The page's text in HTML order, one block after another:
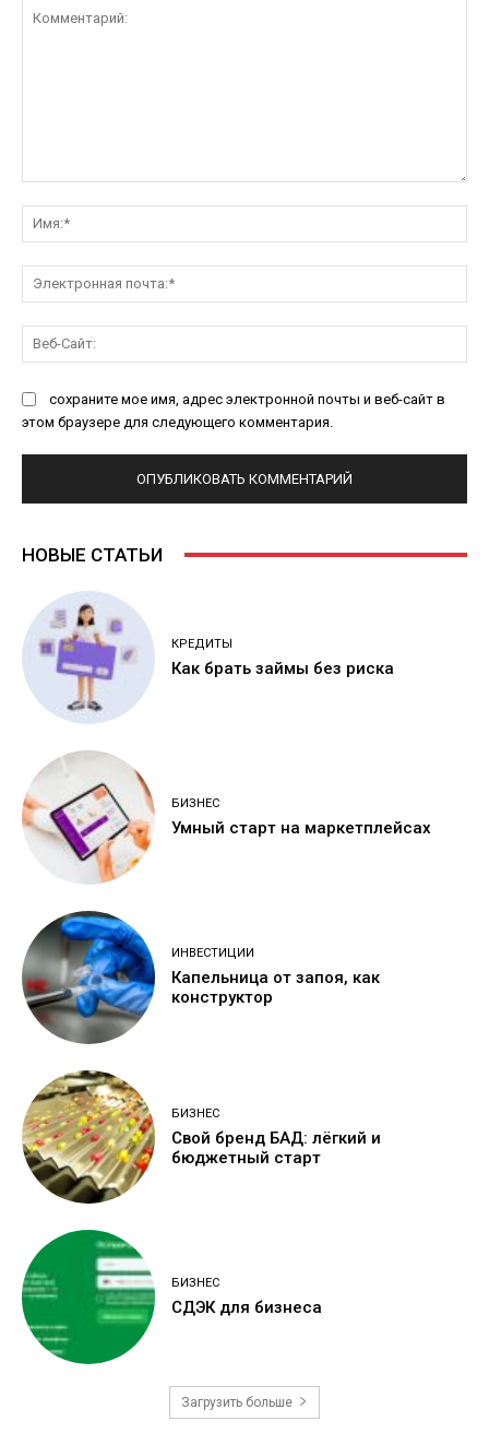
сохраните мое имя, адрес электронной почты и веб-сайт в
этом браузере для следующего комментария.
НОВЫЕ СТАТЬИ
КРЕДИТЫ
Как брать займы без риска
БИЗНЕС
Умный старт на маркетплейсах
ИНВЕСТИЦИИ
Капельница от запоя, как
конструктор
БИЗНЕС
Свой бренд БАД: лёгкий и
бюджетный старт
БИЗНЕС
СДЭК для бизнеса
Загрузить больше